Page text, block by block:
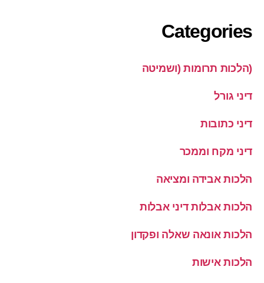
Categories
(הלכות תרומות (ושמיטה
דיני גורל
דיני כתובות
דיני מקח וממכר
הלכות אבידה ומציאה
הלכות אבלות דיני אבלות
הלכות אונאה שאלה ופקדון
הלכות אישות